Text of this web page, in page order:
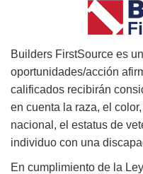
Builders FirstSource es
oportunidades/acción
calificados recibirán
en cuenta la raza, el
nacional, el estatus de
individuo con una
En cumplimiento de la